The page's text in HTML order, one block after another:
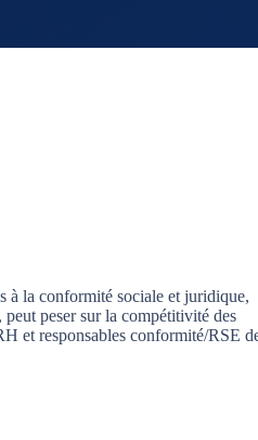
à la conformité sociale et juridique,
peser sur la compétitivité des
et responsables conformité/RSE